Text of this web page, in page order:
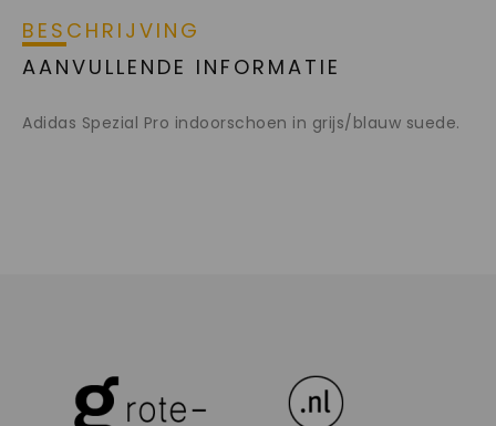
BESCHRIJVING
AANVULLENDE INFORMATIE
Adidas Spezial Pro indoorschoen in grijs/blauw suede.